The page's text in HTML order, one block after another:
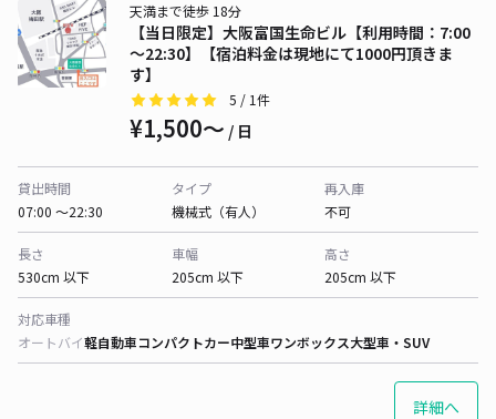
【当日限定】大阪富国生命ビル【利用時間：7:00
～22:30】【宿泊料金は現地にて1000円頂きま
す】
天満まで徒歩 18分
5 / 1件
¥1,500〜 / 日
貸出時間
07:00 〜22:30
タイプ
機械式（有人）
再入庫
不可
長さ
530cm 以下
車幅
205cm 以下
高さ
205cm 以下
対応車種
オートバイ軽自動車コンパクトカー中型車ワンボックス大型車・SUV
詳細へ